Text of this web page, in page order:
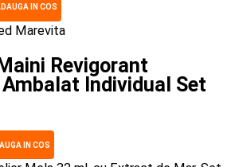
IN COS
Revigorant
Individual Set
IN COS